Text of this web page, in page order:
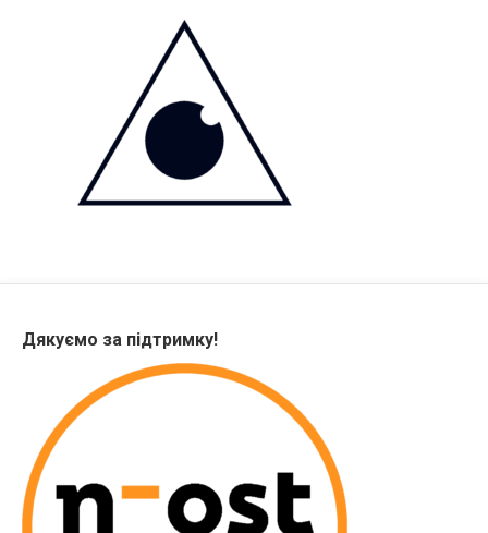
Дякуємо за підтримку!